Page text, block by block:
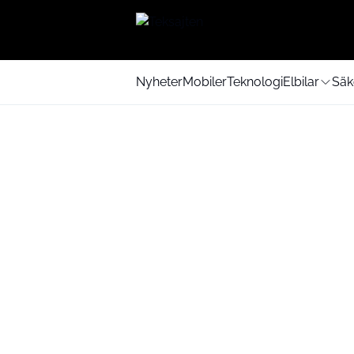
NyheterMobilerTeknologiElbilar